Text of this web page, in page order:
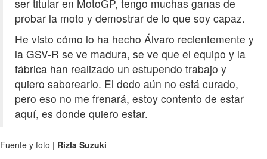
ser titular en MotoGP, tengo muchas ganas de
probar la moto y demostrar de lo que soy capaz.
He visto cómo lo ha hecho Álvaro recientemente y
la GSV-R se ve madura, se ve que el equipo y la
fábrica han realizado un estupendo trabajo y
quiero saborearlo. El dedo aún no está curado,
pero eso no me frenará, estoy contento de estar
aquí, es donde quiero estar.
Fuente y foto | Rizla Suzuki